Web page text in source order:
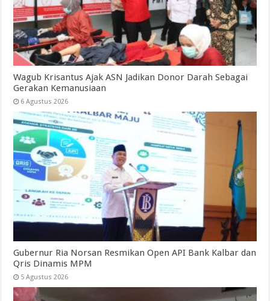
Wagub Krisantus Ajak ASN Jadikan Donor Darah Sebagai
Gerakan Kemanusiaan
6 Agustus 2026
Gubernur Ria Norsan Resmikan Open API Bank Kalbar dan
Qris Dinamis MPM
5 Agustus 2026